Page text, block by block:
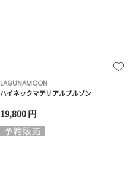
LAGUNAMOON
ハイネックマテリアルブルゾン
19,800 円